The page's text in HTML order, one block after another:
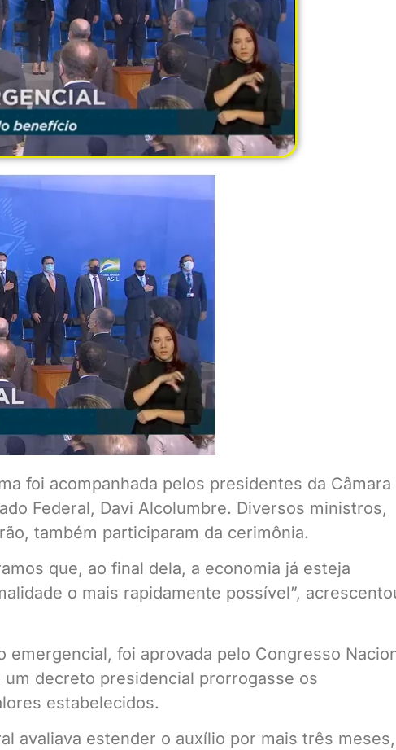
foi acompanhada pelos presidentes da Câmara
Federal, Davi Alcolumbre. Diversos ministros,
também participaram da cerimônia.
que, ao final dela, a economia já esteja
o mais rapidamente possível”,
foi aprovada pelo Congresso
decreto presidencial prorrogasse os
estabelecidos.
avaliava estender o auxílio por mais três meses,